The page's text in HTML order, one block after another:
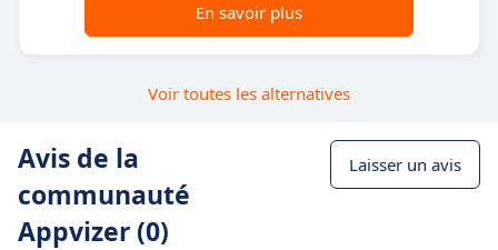
En savoir plus
Voir toutes les alternatives
Avis de la
communauté
Appvizer (0)
Laisser un avis